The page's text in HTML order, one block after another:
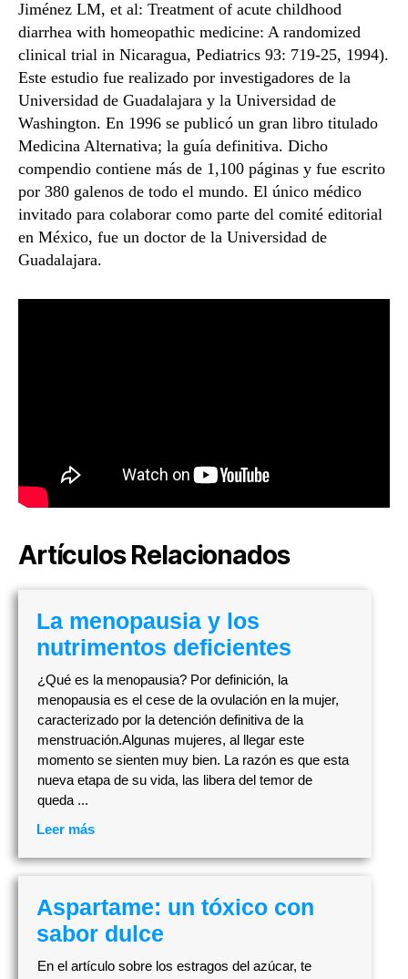
Jiménez LM, et al: Treatment of acute childhood
diarrhea with homeopathic medicine: A randomized
clinical trial in Nicaragua, Pediatrics 93: 719-25, 1994).
Este estudio fue realizado por investigadores de la
Universidad de Guadalajara y la Universidad de
Washington. En 1996 se publicó un gran libro titulado
Medicina Alternativa; la guía definitiva. Dicho
compendio contiene más de 1,100 páginas y fue escrito
por 380 galenos de todo el mundo. El único médico
invitado para colaborar como parte del comité editorial
en México, fue un doctor de la Universidad de
Guadalajara.
Artículos Relacionados
La menopausia y los
nutrimentos deficientes
¿Qué es la menopausia? Por definición, la
menopausia es el cese de la ovulación en la mujer,
caracterizado por la detención definitiva de la
menstruación.Algunas mujeres, al llegar este
momento se sienten muy bien. La razón es que esta
nueva etapa de su vida, las libera del temor de
queda ...
Leer más
Aspartame: un tóxico con
sabor dulce
En el artículo sobre los estragos del azúcar, te